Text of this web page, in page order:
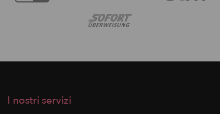
I nostri servizi